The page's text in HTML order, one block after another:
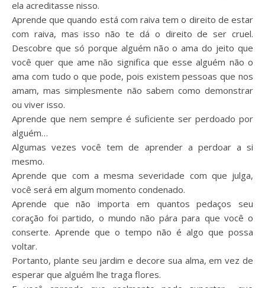
ela acreditasse nisso.
Aprende que quando está com raiva tem o direito de estar
com raiva, mas isso não te dá o direito de ser cruel.
Descobre que só porque alguém não o ama do jeito que
você quer que ame não significa que esse alguém não o
ama com tudo o que pode, pois existem pessoas que nos
amam, mas simplesmente não sabem como demonstrar
ou viver isso.
Aprende que nem sempre é suficiente ser perdoado por
alguém…
Algumas vezes você tem de aprender a perdoar a si
mesmo.
Aprende que com a mesma severidade com que julga,
você será em algum momento condenado.
Aprende que não importa em quantos pedaços seu
coração foi partido, o mundo não pára para que você o
conserte. Aprende que o tempo não é algo que possa
voltar.
Portanto, plante seu jardim e decore sua alma, em vez de
esperar que alguém lhe traga flores.